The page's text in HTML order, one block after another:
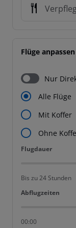
Flüge anpassen
Nur
Alle Flüge
Mit Koffer
Ohne
Flugdauer
Flugdauer
Bis zu 24 Stunden
Abflugzeiten
Abflugzeiten
00:00